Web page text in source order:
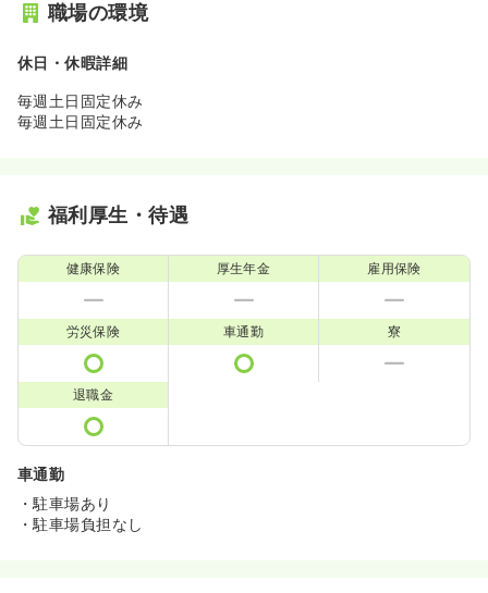
職場の環境
休日・休暇詳細
毎週土日固定休み
毎週土日固定休み
福利厚生・待遇
健康保険 厚生年金 雇用保険
労災保険 車通勤 寮
退職金
車通勤
・駐車場あり
・駐車場負担なし